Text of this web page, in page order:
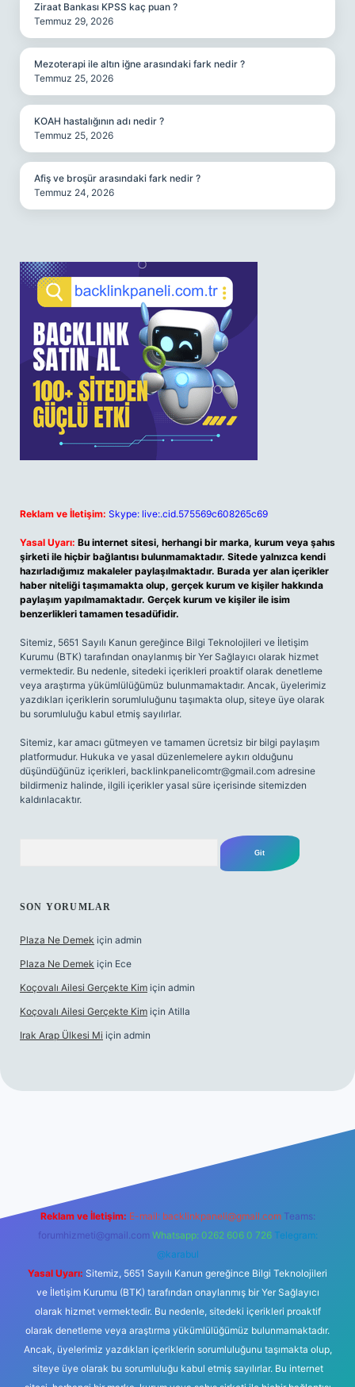
Ziraat Bankası KPSS kaç puan ?
Temmuz 29, 2026
Mezoterapi ile altın iğne arasındaki fark nedir ?
Temmuz 25, 2026
KOAH hastalığının adı nedir ?
Temmuz 25, 2026
Afiş ve broşür arasındaki fark nedir ?
Temmuz 24, 2026
Reklam ve İletişim: Skype: live:.cid.575569c608265c69
Yasal Uyarı: Bu internet sitesi, herhangi bir marka, kurum veya şahıs
şirketi ile hiçbir bağlantısı bulunmamaktadır. Sitede yalnızca kendi
hazırladığımız makaleler paylaşılmaktadır. Burada yer alan içerikler
haber niteliği taşımamakta olup, gerçek kurum ve kişiler hakkında
paylaşım yapılmamaktadır. Gerçek kurum ve kişiler ile isim
benzerlikleri tamamen tesadüfidir.
Sitemiz, 5651 Sayılı Kanun gereğince Bilgi Teknolojileri ve İletişim
Kurumu (BTK) tarafından onaylanmış bir Yer Sağlayıcı olarak hizmet
vermektedir. Bu nedenle, sitedeki içerikleri proaktif olarak denetleme
veya araştırma yükümlülüğümüz bulunmamaktadır. Ancak, üyelerimiz
yazdıkları içeriklerin sorumluluğunu taşımakta olup, siteye üye olarak
bu sorumluluğu kabul etmiş sayılırlar.
Sitemiz, kar amacı gütmeyen ve tamamen ücretsiz bir bilgi paylaşım
platformudur. Hukuka ve yasal düzenlemelere aykırı olduğunu
düşündüğünüz içerikleri, backlinkpanelicomtr@gmail.com adresine
bildirmeniz halinde, ilgili içerikler yasal süre içerisinde sitemizden
kaldırılacaktır.
SON YORUMLAR
Plaza Ne Demek için admin
Plaza Ne Demek için Ece
Koçovalı Ailesi Gerçekte Kim için admin
Koçovalı Ailesi Gerçekte Kim için Atilla
Irak Arap Ülkesi Mi için admin
Reklam ve İletişim: E-mail: backlinkpaneli@gmail.com Teams:
forumhizmeti@gmail.com Whatsapp: 0262 606 0 726 Telegram:
@karabul
Yasal Uyarı: Sitemiz, 5651 Sayılı Kanun gereğince Bilgi Teknolojileri
ve İletişim Kurumu (BTK) tarafından onaylanmış bir Yer Sağlayıcı
olarak hizmet vermektedir. Bu nedenle, sitedeki içerikleri proaktif
olarak denetleme veya araştırma yükümlülüğümüz bulunmamaktadır.
Ancak, üyelerimiz yazdıkları içeriklerin sorumluluğunu taşımakta olup,
siteye üye olarak bu sorumluluğu kabul etmiş sayılırlar. Bu internet